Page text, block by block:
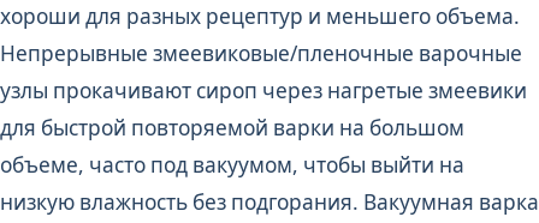
хороши для разных рецептур и меньшего объема.
Непрерывные змеевиковые/пленочные варочные
узлы прокачивают сироп через нагретые змеевики
для быстрой повторяемой варки на большом
объеме, часто под вакуумом, чтобы выйти на
низкую влажность без подгорания. Вакуумная варка